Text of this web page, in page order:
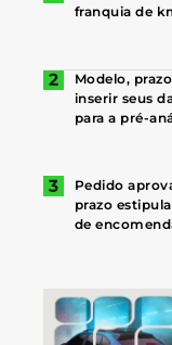
franquia de
Modelo,
inserir seus
para a pré-
Pedido
prazo
de